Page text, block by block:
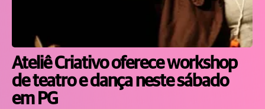
Ateliê Criativo oferece workshop
de teatro e dança neste sábado
em PG